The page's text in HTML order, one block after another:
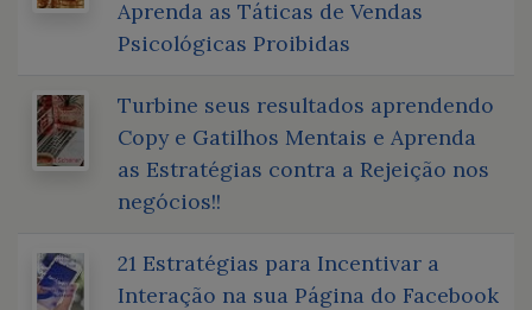
Aprenda as Táticas de Vendas
Psicológicas Proibidas
Turbine seus resultados aprendendo
Copy e Gatilhos Mentais e Aprenda
as Estratégias contra a Rejeição nos
negócios!!
21 Estratégias para Incentivar a
Interação na sua Página do Facebook